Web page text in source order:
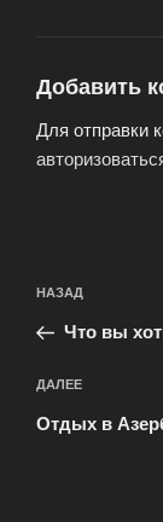
Добавить
Для отправки
по
записям
Предыдущая
запись:
НАЗАД
Что вы
Следующая
запись
ДАЛЕЕ
Отдых в